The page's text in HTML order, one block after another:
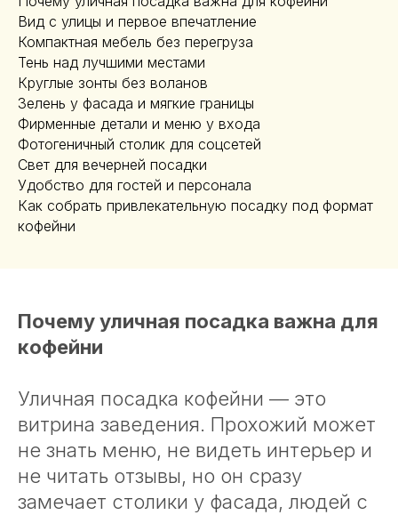
Вид с улицы и первое впечатление
Компактная мебель без перегруза
Тень над лучшими местами
Круглые зонты без воланов
Зелень у фасада и мягкие границы
Фирменные детали и меню у входа
Фотогеничный столик для соцсетей
Свет для вечерней посадки
Удобство для гостей и персонала
Как собрать привлекательную посадку под формат
кофейни
Почему уличная посадка важна для
кофейни
Уличная посадка кофейни — это
витрина заведения. Прохожий может
не знать меню, не видеть интерьер и
не читать отзывы, но он сразу
замечает столики у фасада, людей с